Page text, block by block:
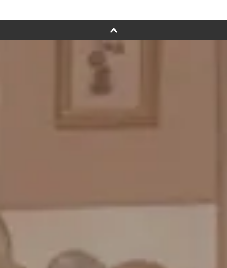
バルーンフラワーブーケについて